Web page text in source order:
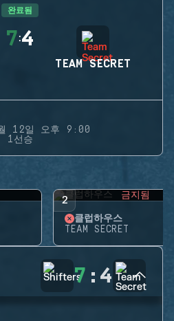
완료됨
7:4
TEAM SECRET
12일 오후 9:00
1선승
2 금지됨
클럽하우스
TEAM SECRET
7 : 4